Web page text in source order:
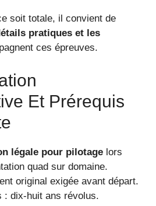
soit totale, il convient de
pratiques et les
ces épreuves.
Et Prérequis
légale pour pilotage lors
quad sur domaine.
original exigée avant départ.
: dix-huit ans révolus.